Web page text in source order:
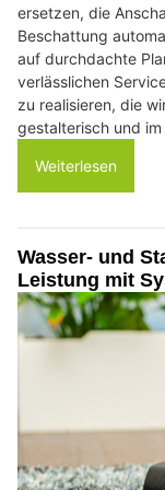
ersetzen, die
Beschattung
auf durchdachte
verlässlichen
zu realisieren, die
gestalterisch und im
Weiterlesen
Wasser- und
Leistung mit